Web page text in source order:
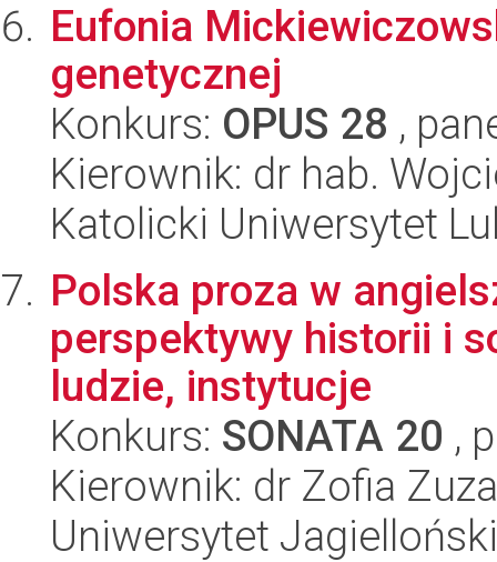
Eufonia
genetycznej
Konkurs: OPUS 28 ,
Kierownik: dr hab.
Katolicki Uniwersytet
Polska proza w
perspektywy historii i
ludzie, instytucje
Konkurs: SONATA 20 ,
Kierownik: dr Zofia
Uniwersytet Jagielloński